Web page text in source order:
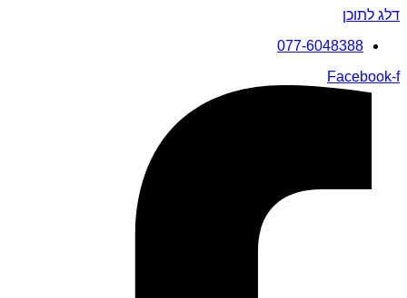
דלג לתוכן
077-6048388
Facebook-f